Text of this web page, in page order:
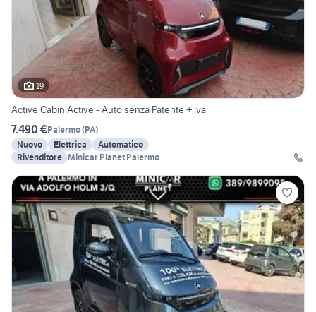
19
Active Cabin Active - Auto senza Patente + iva
7.490 €Palermo(PA)
Nuovo
Elettrica
Automatico
Rivenditore Minicar Planet Palermo